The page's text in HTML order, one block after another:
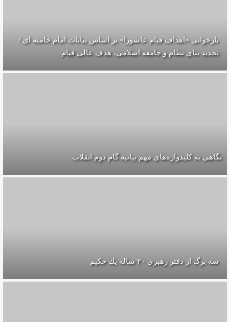
بازخوانی «اهداف قیام عاشورا» بر اساس بیانات امام خامنه ای /
تجدید بنای نظام و جامعه اسلامی، هدف عالی قیام
نگاهی به کلیدواژه‌های مهم بیانیه گام دوم انقلاب
سه برگ از دفتر رهبرى ۲۰ ساله يك حكيم